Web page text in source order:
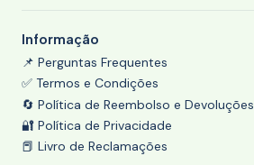
Informação
📌 Perguntas Frequentes
✅ Termos e Condições
🔄 Política de Reembolso e Devoluções
🔐 Política de Privacidade
📕 Livro de Reclamações